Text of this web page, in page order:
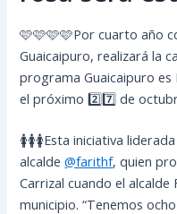
🩷🩷🩷🩷Por cuarto año
Guaicaipuro, realizará la
programa Guaicaipuro es
el próximo 2️⃣7️⃣ de
🚺🚺🚺Esta iniciativa
alcalde@farithf, quien
Carrizal cuando el
municipio. “Tenemos